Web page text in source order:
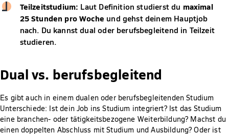
Teilzeitstudium: Laut Definition studierst du maximal
25 Stunden pro Woche und gehst deinem Hauptjob
nach. Du kannst dual oder berufsbegleitend in Teilzeit
studieren.
Dual vs. berufsbegleitend
Es gibt auch in einem dualen oder berufsbegleitenden Studium
Unterschiede: Ist dein Job ins Studium integriert? Ist das Studium
eine branchen- oder tätigkeitsbezogene Weiterbildung? Machst du
einen doppelten Abschluss mit Studium und Ausbildung? Oder ist